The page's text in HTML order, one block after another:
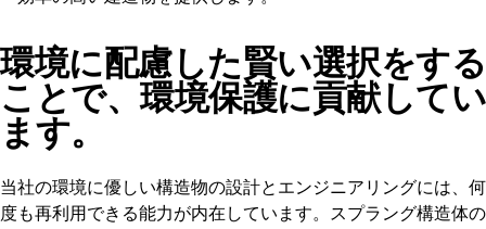
環境に配慮した賢い選択をする
ことで、環境保護に貢献してい
ます。
当社の環境に優しい構造物の設計とエンジニアリングには、何
度も再利用できる能力が内在しています。スプラング構造体の